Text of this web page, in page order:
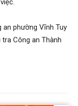
an phường Vĩnh Tuy
Công an Thành